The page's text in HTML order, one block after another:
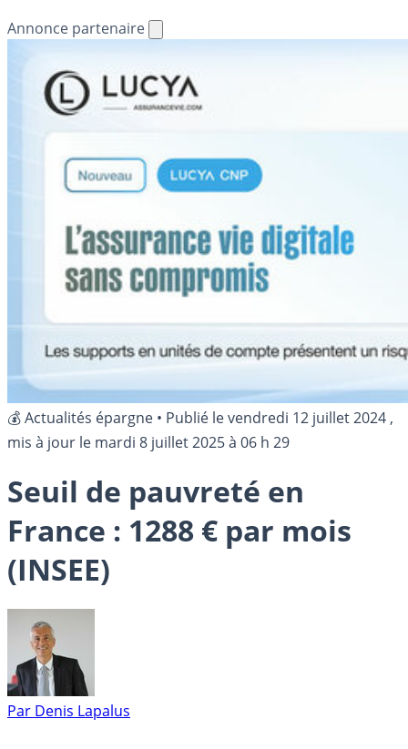
Annonce partenaire
💰 Actualités épargne • Publié levendredi 12 juillet 2024 ,
mis à jour le mardi 8 juillet 2025 à 06 h 29
Seuil de pauvreté en
France : 1288 € par mois
(INSEE)
Par Denis Lapalus